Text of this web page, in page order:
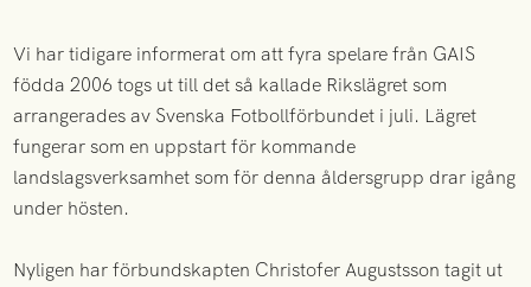
Vi har tidigare informerat om att fyra spelare från GAIS
födda 2006 togs ut till det så kallade Rikslägret som
arrangerades av Svenska Fotbollförbundet i juli. Lägret
fungerar som en uppstart för kommande
landslagsverksamhet som för denna åldersgrupp drar igång
under hösten.
Nyligen har förbundskapten Christofer Augustsson tagit ut